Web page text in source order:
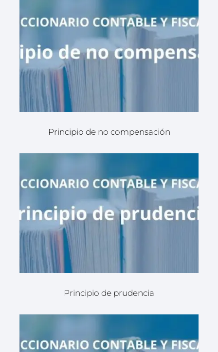
Principio de no compensación
Principio de prudencia